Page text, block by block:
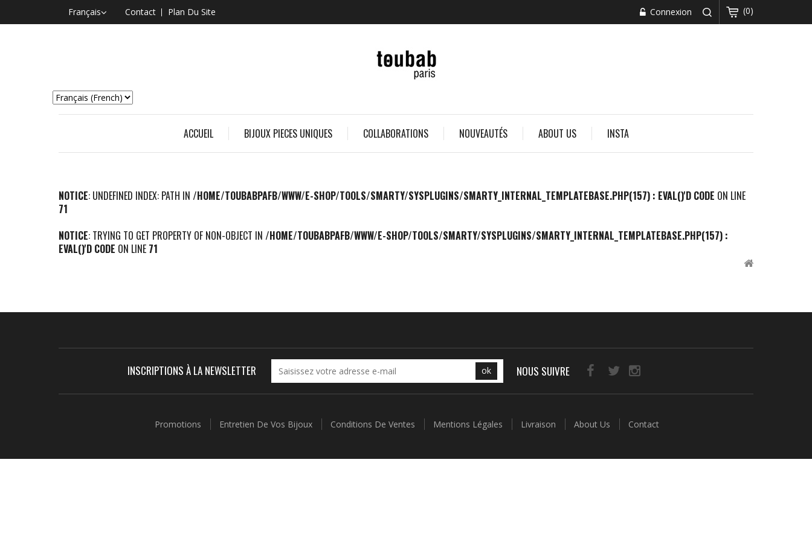
Français Contact Plan Du Site (0)
Connexion
ACCUEIL BIJOUX PIECES UNIQUES COLLABORATIONS NOUVEAUTÉS ABOUT US INSTA
NOTICE: UNDEFINED INDEX: PATH IN /HOME/TOUBABPAFB/WWW/E-SHOP/TOOLS/SMARTY/SYSPLUGINS/SMARTY_INTERNAL_TEMPLATEBASE.PHP(157) : EVAL()'D CODE ON LINE
71
NOTICE: TRYING TO GET PROPERTY OF NON-OBJECT IN /HOME/TOUBABPAFB/WWW/E-SHOP/TOOLS/SMARTY/SYSPLUGINS/SMARTY_INTERNAL_TEMPLATEBASE.PHP(157) :
EVAL()'D CODE ON LINE 71
INSCRIPTIONS À LA NEWSLETTER ok NOUS SUIVRE
Promotions Entretien De Vos Bijoux Conditions De Ventes Mentions Légales Livraison About Us Contact